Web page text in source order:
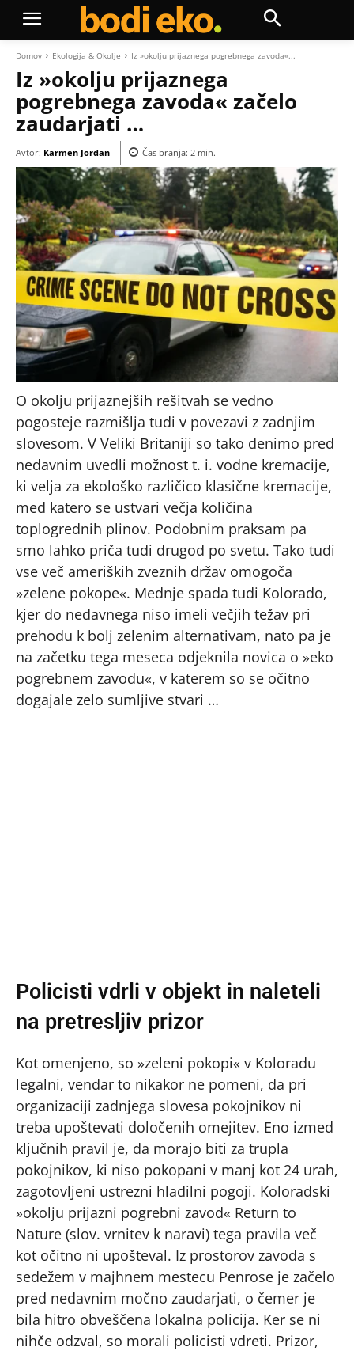
Domov Ekologija & Okolje Iz »okolju prijaznega pogrebnega zavoda«...
Iz »okolju prijaznega
pogrebnega zavoda« začelo
zaudarjati …
Avtor: Karmen Jordan Čas branja: 2 min.
O okolju prijaznejših rešitvah se vedno
pogosteje razmišlja tudi v povezavi z zadnjim
slovesom. V Veliki Britaniji so tako denimo pred
nedavnim uvedli možnost t. i. vodne kremacije,
ki velja za ekološko različico klasične kremacije,
med katero se ustvari večja količina
toplogrednih plinov. Podobnim praksam pa
smo lahko priča tudi drugod po svetu. Tako tudi
vse več ameriških zveznih držav omogoča
»zelene pokope«. Mednje spada tudi Kolorado,
kjer do nedavnega niso imeli večjih težav pri
prehodu k bolj zelenim alternativam, nato pa je
na začetku tega meseca odjeknila novica o »eko
pogrebnem zavodu«, v katerem so se očitno
dogajale zelo sumljive stvari …
Policisti vdrli v objekt in naleteli
na pretresljiv prizor
Kot omenjeno, so »zeleni pokopi« v Koloradu
legalni, vendar to nikakor ne pomeni, da pri
organizaciji zadnjega slovesa pokojnikov ni
treba upoštevati določenih omejitev. Eno izmed
ključnih pravil je, da morajo biti za trupla
pokojnikov, ki niso pokopani v manj kot 24 urah,
zagotovljeni ustrezni hladilni pogoji. Koloradski
»okolju prijazni pogrebni zavod« Return to
Nature (slov. vrnitev k naravi) tega pravila več
kot očitno ni upošteval. Iz prostorov zavoda s
sedežem v majhnem mestecu Penrose je začelo
pred nedavnim močno zaudarjati, o čemer je
bila hitro obveščena lokalna policija. Ker se ni
nihče odzval, so morali policisti vdreti. Prizor,